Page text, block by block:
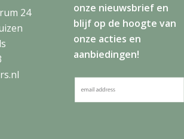
24
onze nieuwsbrief en
blijf op de hoogte van
onze acties en
aanbiedingen!